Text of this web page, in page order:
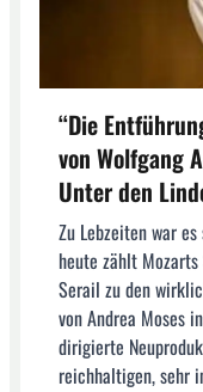
“Die
von Wolfgang
Unter den
Zu Lebzeiten war
heute zählt
Serail zu den
von Andrea Moses
dirigierte
reichhaltigen, sehr